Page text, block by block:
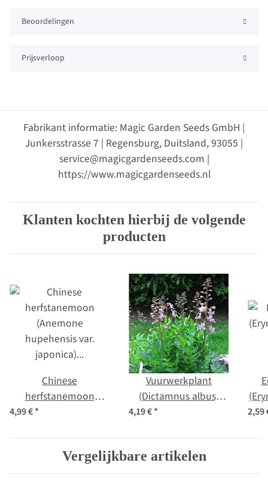
Beoordelingen
Prijsverloop
Fabrikant informatie: Magic Garden Seeds GmbH |
Junkersstrasse 7 | Regensburg, Duitsland, 93055 |
service@magicgardenseeds.com |
https://www.magicgardenseeds.nl
Klanten kochten hierbij de volgende
producten
Chinese
herfstanemoon
(Anemone
japonica) zaden
4,99 €*
Vuurwerkplant
(Dictamnus albus)
4,19 €* 2,59
Vergelijkbare artikelen